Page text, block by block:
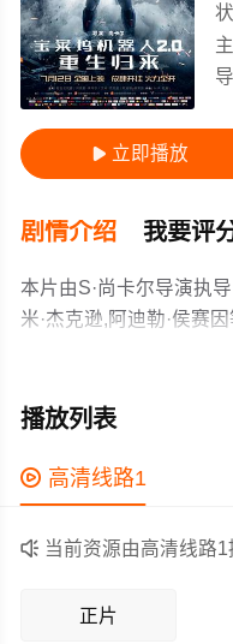
 立即播放
剧情介绍 我要评
本片由S·尚卡尔导演执
米·杰克逊,阿迪勒·侯赛
心弦，领广大科幻片爱
吸走，手机销售大亨、
鸟怪（阿克谢•库玛尔 饰
机用户宣战，民众陷入
士（拉吉尼坎塔 饰）在
救人类的唯一方法只有
身新一代超级英雄，与
作为一部 上映的科幻电
定的看点，在演员表现
剧情紧凑，角色塑造鲜
播放列表
 高清线路1
 当前资源由高清线路
正片